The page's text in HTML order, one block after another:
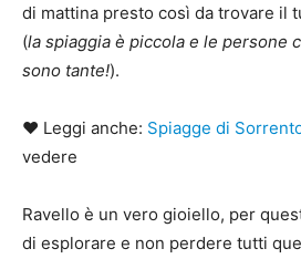
di mattina presto così da trovare il
(la spiaggia è piccola e le persone
sono tante!).
♥ Leggi anche: Spiagge di
vedere
Ravello è un vero gioiello, per
di esplorare e non perdere tutti